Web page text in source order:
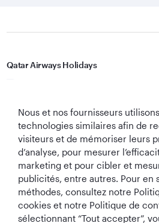
Qatar Airways Holidays
Restons Connectés
Meilleure Meilleure Classe Meilleur
Nous et nos fournisseurs
technologies similaires afin de
visiteurs et de mémoriser leurs
d’analyse, pour mesurer
marketing et pour cibler et
publicités, entre autres. Pour en
méthodes, consultez notre
cookies et notre Politique de
sélectionnant “Tout accepter”,